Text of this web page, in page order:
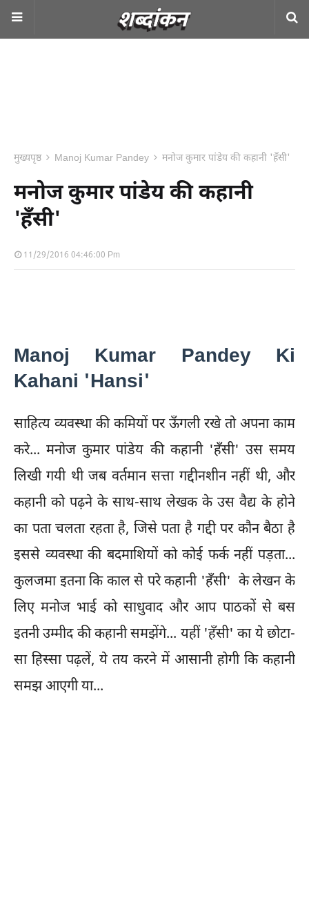
मुख्यपृष्ठ Manoj Kumar Pandey मनोज कुमार पांडेय की कहानी 'हँसी'
मनोज कुमार पांडेय की कहानी
'हँसी'
11/29/2016 04:46:00 Pm
Manoj Kumar Pandey Ki
Kahani 'Hansi'
साहित्य व्यवस्था की कमियों पर ऊँगली रखे तो अपना काम
करे... मनोज कुमार पांडेय की कहानी 'हँसी' उस समय
लिखी गयी थी जब वर्तमान सत्ता गद्दीनशीन नहीं थी, और
कहानी को पढ़ने के साथ-साथ लेखक के उस वैद्य के होने
का पता चलता रहता है, जिसे पता है गद्दी पर कौन बैठा है
इससे व्यवस्था की बदमाशियों को कोई फर्क नहीं पड़ता...
कुलजमा इतना कि काल से परे कहानी 'हँसी' के लेखन के
लिए मनोज भाई को साधुवाद और आप पाठकों से बस
इतनी उम्मीद की कहानी समझेंगे... यहीं 'हँसी' का ये छोटा-
सा हिस्सा पढ़लें, ये तय करने में आसानी होगी कि कहानी
समझ आएगी या...